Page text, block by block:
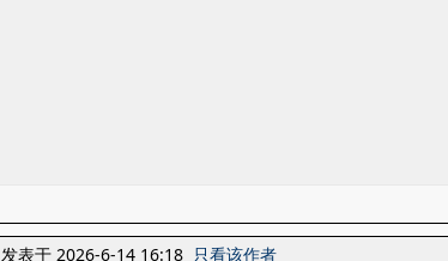
发表于 2026-6-14 16:18 只看该作者